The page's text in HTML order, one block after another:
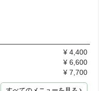
¥ 4,400
¥ 6,600
¥ 7,700